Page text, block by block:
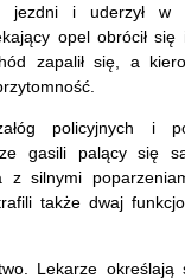
jezdni i uderzył w
opel obrócił się
zapalił się, a
policyjnych i
gasili palący się
z silnymi
także dwaj
Lekarze określają